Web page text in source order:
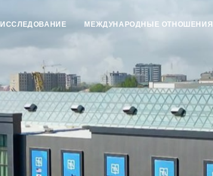
ИССЛЕДОВАНИЕ МЕЖДУНАРОДНЫЕ ОТНОШЕНИЯ